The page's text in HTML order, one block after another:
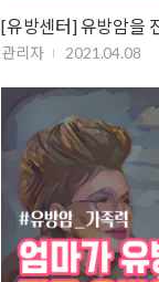
[유방센터] 유방암을
관리자 2021.04.08